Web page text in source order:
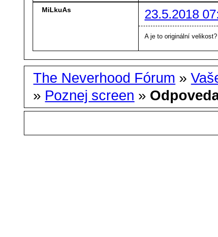
MiLkuAs 23.5.2018
A je to originální velikost?
The Neverhood Fórum »
» Poznej screen »